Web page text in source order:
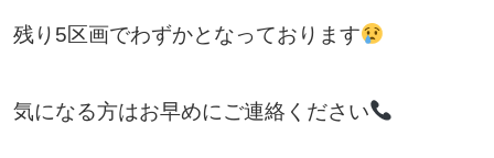
残り5区画でわずかとなっております
気になる方はお早めにご連絡ください